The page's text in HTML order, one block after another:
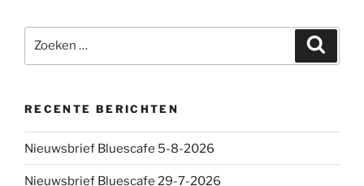
naar:
RECENTE BERICHTEN
Nieuwsbrief Bluescafe 5-8-2026
Nieuwsbrief Bluescafe 29-7-2026